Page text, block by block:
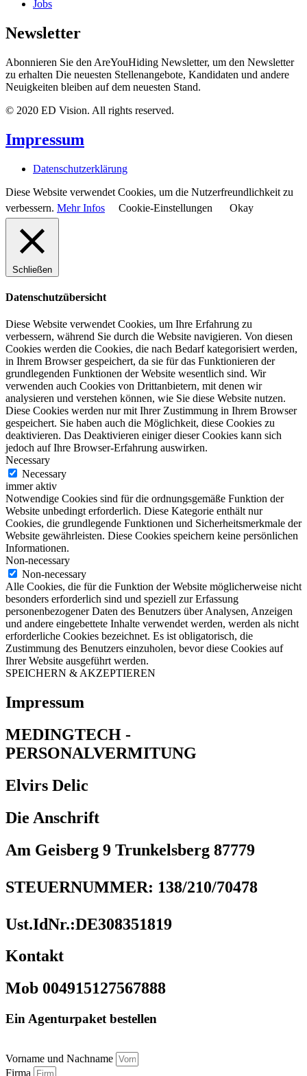
Jobs
Newsletter
Abonnieren Sie den AreYouHiding Newsletter, um den Newsletter
zu erhalten Die neuesten Stellenangebote, Kandidaten und andere
Neuigkeiten bleiben auf dem neuesten Stand.
© 2020 ED Vision. All rights reserved.
Impressum
Datenschutzerklärung
Diese Website verwendet Cookies, um die Nutzerfreundlichkeit zu
verbessern. Mehr Infos Cookie-Einstellungen Okay
Schließen
Datenschutzübersicht
Diese Website verwendet Cookies, um Ihre Erfahrung zu
verbessern, während Sie durch die Website navigieren. Von diesen
Cookies werden die Cookies, die nach Bedarf kategorisiert werden,
in Ihrem Browser gespeichert, da sie für das Funktionieren der
grundlegenden Funktionen der Website wesentlich sind. Wir
verwenden auch Cookies von Drittanbietern, mit denen wir
analysieren und verstehen können, wie Sie diese Website nutzen.
Diese Cookies werden nur mit Ihrer Zustimmung in Ihrem Browser
gespeichert. Sie haben auch die Möglichkeit, diese Cookies zu
deaktivieren. Das Deaktivieren einiger dieser Cookies kann sich
jedoch auf Ihre Browser-Erfahrung auswirken.
Necessary
Necessary
immer aktiv
Notwendige Cookies sind für die ordnungsgemäße Funktion der
Website unbedingt erforderlich. Diese Kategorie enthält nur
Cookies, die grundlegende Funktionen und Sicherheitsmerkmale der
Website gewährleisten. Diese Cookies speichern keine persönlichen
Informationen.
Non-necessary
Non-necessary
Alle Cookies, die für die Funktion der Website möglicherweise nicht
besonders erforderlich sind und speziell zur Erfassung
personenbezogener Daten des Benutzers über Analysen, Anzeigen
und andere eingebettete Inhalte verwendet werden, werden als nicht
erforderliche Cookies bezeichnet. Es ist obligatorisch, die
Zustimmung des Benutzers einzuholen, bevor diese Cookies auf
Ihrer Website ausgeführt werden.
SPEICHERN & AKZEPTIEREN
Impressum
MEDINGTECH -
PERSONALVERMITUNG
Elvirs Delic
Die Anschrift
Am Geisberg 9 Trunkelsberg 87779
STEUERNUMMER: 138/210/70478
Ust.IdNr.:DE308351819
Kontakt
Mob 004915127567888
Ein Agenturpaket bestellen
Vorname und Nachname
Firma